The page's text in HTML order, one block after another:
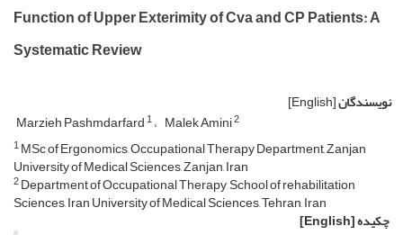
Function of Upper Exterimity of Cva and CP Patients: A
Systematic Review
نویسندگان[English]
Marzieh Pashmdarfard1 Malek Amini2
1MSc of Ergonomics, Occupational Therapy Department, Zanjan
University of Medical Sciences, Zanjan, Iran
2Department of Occupational Therapy, School of rehabilitation
Sciences, Iran University of Medical Sciences, Tehran, Iran
چکیده[English]